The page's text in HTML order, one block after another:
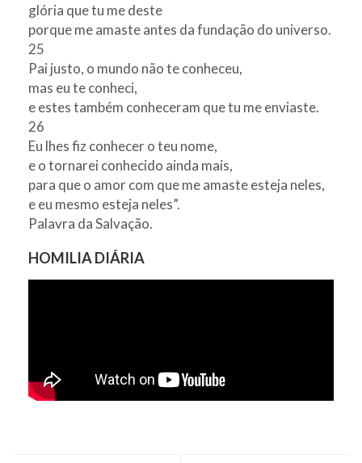
glória que tu me deste
porque me amaste antes da fundação do universo.
25
Pai justo, o mundo não te conheceu,
mas eu te conheci,
e estes também conheceram que tu me enviaste.
26
Eu lhes fiz conhecer o teu nome,
e o tornarei conhecido ainda mais,
para que o amor com que me amaste esteja neles,
e eu mesmo esteja neles”.
Palavra da Salvação.
HOMILIA DIÁRIA